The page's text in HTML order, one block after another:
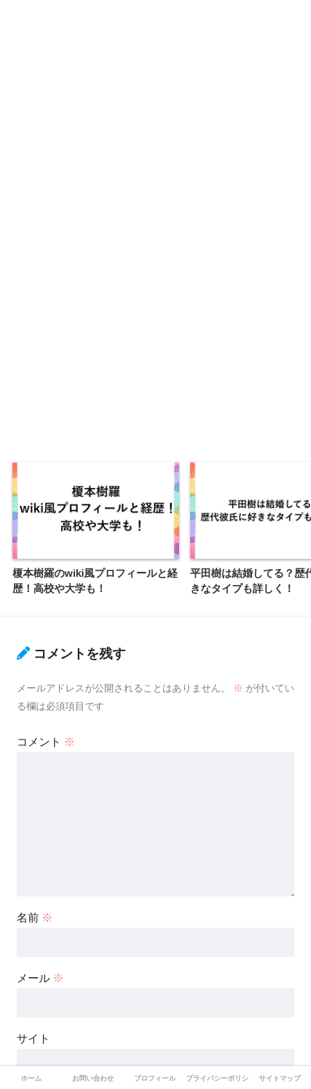
榎本樹羅のwiki風プロフィールと経
歴！高校や大学も！
平田樹は結婚してる？歴
きなタイプも詳しく！
コメントを残す
メールアドレスが公開されることはありません。 ※ が付いてい
る欄は必須項目です
コメント ※
名前 ※
メール ※
サイト
ホーム お問い合わせ プロフィール プライバシーポリシー サイトマップ